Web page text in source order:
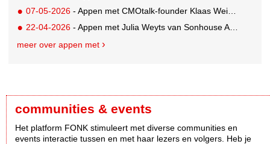
07-05-2026 - Appen met CMOtalk-founder Klaas Weima: met volle zeilen naar de VS
22-04-2026 - Appen met Julia Weyts van Sonhouse Amsterdam
meer over appen met
communities & events
Het platform FONK stimuleert met diverse communities en
events interactie tussen en met haar lezers en volgers. Heb je